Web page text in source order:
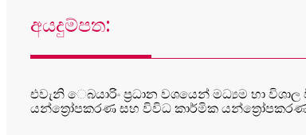
අයදුම්පත:
එවැනි ෙබයාරිං ප්‍රධාන වශයෙන් මධ්‍යම හා
යන්ත්‍රෝපකරණ සහ විවිධ කාර්මික